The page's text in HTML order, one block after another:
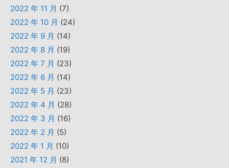
2022 年 11 月 (7)
2022 年 10 月 (24)
2022 年 9 月 (14)
2022 年 8 月 (19)
2022 年 7 月 (23)
2022 年 6 月 (14)
2022 年 5 月 (23)
2022 年 4 月 (28)
2022 年 3 月 (16)
2022 年 2 月 (5)
2022 年 1 月 (10)
2021 年 12 月 (8)